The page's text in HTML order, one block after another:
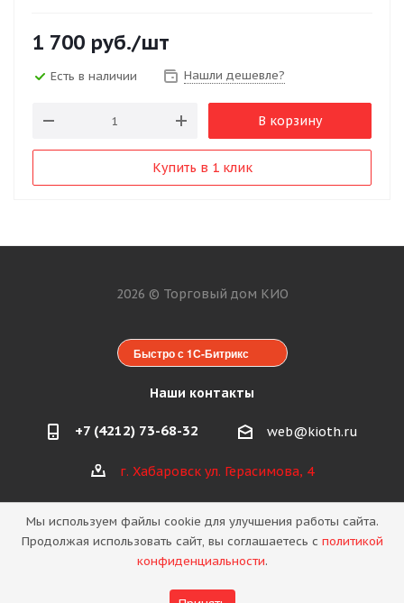
Мы используем файлы cookie для улучшения работы сайта.
Продолжая использовать сайт, вы соглашаетесь с политикой
конфиденциальности.
1 700 руб./шт
Есть в наличии Нашли дешевле?
В корзину
Купить в 1 клик
2026 © Торговый дом КИО
Быстро с 1С-Битрикс
Наши контакты
+7 (4212) 73-68-32 web@kioth.ru
г. Хабаровск ул. Герасимова, 4
Политика конфиденциальности